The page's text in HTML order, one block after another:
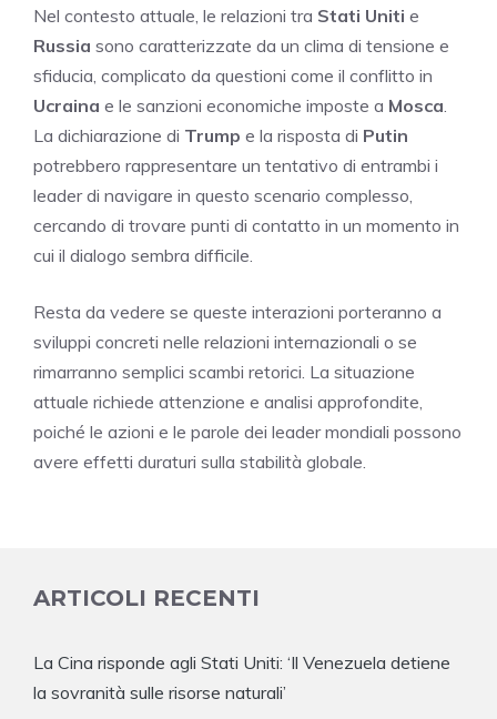
Nel contesto attuale, le relazioni tra Stati Uniti e
Russia sono caratterizzate da un clima di tensione e
sfiducia, complicato da questioni come il conflitto in
Ucraina e le sanzioni economiche imposte a Mosca.
La dichiarazione di Trump e la risposta di Putin
potrebbero rappresentare un tentativo di entrambi i
leader di navigare in questo scenario complesso,
cercando di trovare punti di contatto in un momento in
cui il dialogo sembra difficile.
Resta da vedere se queste interazioni porteranno a
sviluppi concreti nelle relazioni internazionali o se
rimarranno semplici scambi retorici. La situazione
attuale richiede attenzione e analisi approfondite,
poiché le azioni e le parole dei leader mondiali possono
avere effetti duraturi sulla stabilità globale.
ARTICOLI RECENTI
La Cina risponde agli Stati Uniti: ‘Il Venezuela detiene
la sovranità sulle risorse naturali’